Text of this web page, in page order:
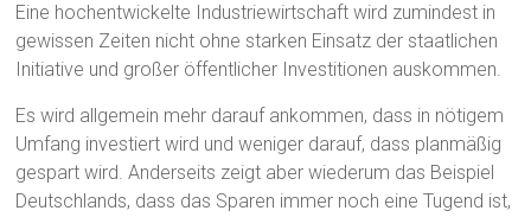
Eine hochentwickelte Industriewirtschaft wird zumindest in
gewissen Zeiten nicht ohne starken Einsatz der staatlichen
Initiative und großer öffentlicher Investitionen auskommen.
Es wird allgemein mehr darauf ankommen, dass in nötigem
Umfang investiert wird und weniger darauf, dass planmäßig
gespart wird. Anderseits zeigt aber wiederum das Beispiel
Deutschlands, dass das Sparen immer noch eine Tugend ist,